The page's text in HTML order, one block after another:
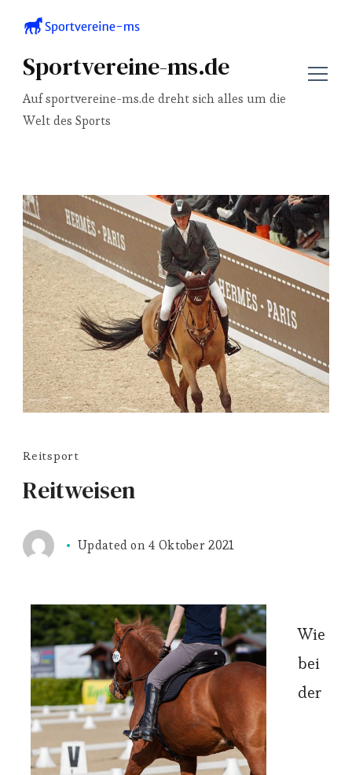
Sportvereine-ms.de
Auf sportvereine-ms.de dreht sich alles um die
Welt des Sports
Reitsport
Reitweisen
Updated on4 Oktober 2021
Wie
bei
der